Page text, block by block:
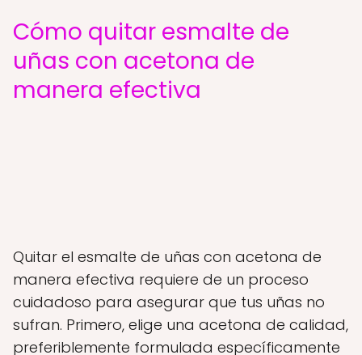
Cómo quitar esmalte de
uñas con acetona de
manera efectiva
Quitar el esmalte de uñas con acetona de
manera efectiva requiere de un proceso
cuidadoso para asegurar que tus uñas no
sufran. Primero, elige una acetona de calidad,
preferiblemente formulada específicamente